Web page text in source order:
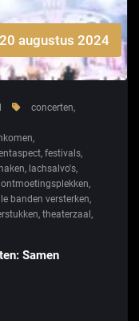
20 augustus 2024
concerten,
,
, festivals,
, lachsalvo's,
ontmoetingsplekken,
banden versterken,
, theaterzaal ,
Samen